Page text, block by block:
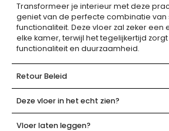
Transformeer je interieur met deze
geniet van de perfecte combinatie van
functionaliteit. Deze vloer zal zeker een
elke kamer, terwijl het tegelijkertijd
functionaliteit en duurzaamheid.
Retour Beleid
Deze vloer in het echt zien?
Vloer laten leggen?